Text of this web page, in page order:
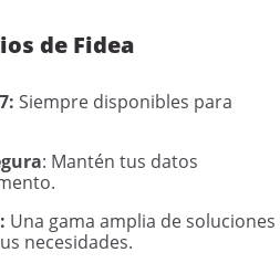
de Fidea
Siempre disponibles para
: Mantén tus datos
Una gama amplia de soluciones
necesidades.